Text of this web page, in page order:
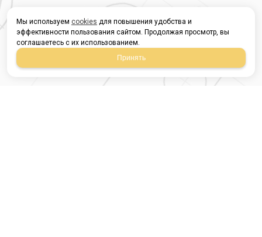
Мы используем cookies для повышения удобства и
эффективности пользования сайтом. Продолжая просмотр, вы
соглашаетесь с их использованием.
Принять